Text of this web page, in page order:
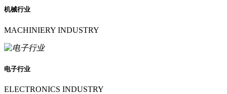
机械行业
MACHINIERY INDUSTRY
电子行业
ELECTRONICS INDUSTRY